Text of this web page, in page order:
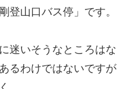
登山口バス停」です。
迷いそうなところはな
るわけではないですが